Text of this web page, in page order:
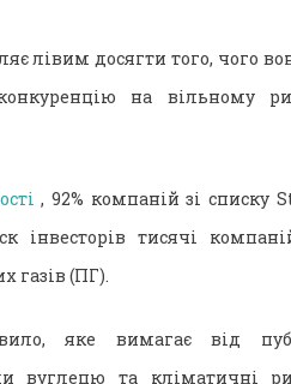
лівим досягти того, чого
на вільному
, 92% компаній зі списку
інвесторів тисячі
газів (ПГ).
яке вимагає від
вуглецю та кліматичні